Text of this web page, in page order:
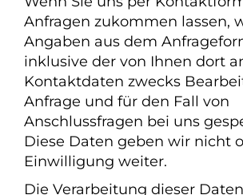
Anfragen zukommen lassen,
Angaben aus dem
inklusive der von Ihnen dort
Kontaktdaten zwecks
Anfrage und für den Fall von
Anschlussfragen bei uns
Diese Daten geben wir nicht
Einwilligung weiter.
Die Verarbeitung dieser